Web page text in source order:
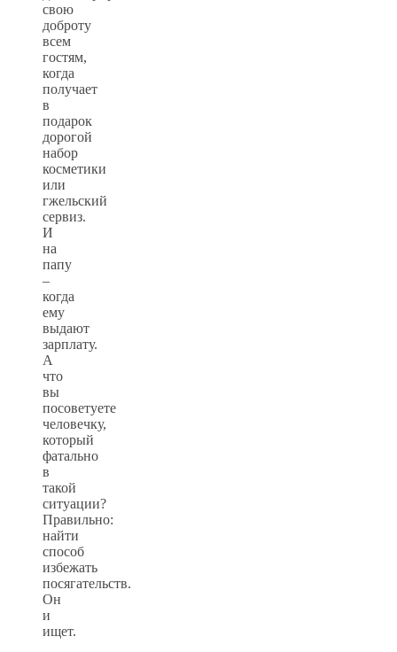
свою
доброту
всем
гостям,
когда
получает
в
подарок
дорогой
набор
косметики
или
гжельский
сервиз.
И
на
папу
–
когда
ему
выдают
зарплату.
А
что
вы
посоветуете
человечку,
который
фатально
в
такой
ситуации?
Правильно:
найти
способ
избежать
посягательств.
Он
и
ищет.